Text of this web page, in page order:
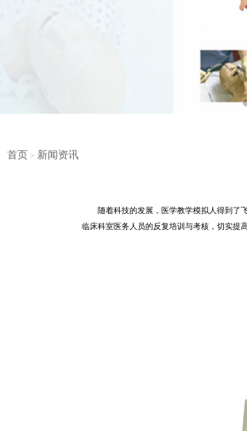
首页 > 新闻资讯
随着科技的发展，医学教学模拟人得到了飞
临床科室医务人员的反复培训与考核，切实提